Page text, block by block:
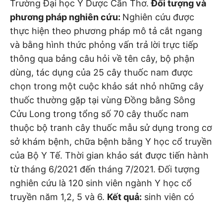
Trường Đại học Y Dược Cần Thơ.Đối tượng và
phương pháp nghiên cứu: Nghiên cứu được
thực hiện theo phương pháp mô tả cắt ngang
và bằng hình thức phỏng vấn trả lời trực tiếp
thông qua bảng câu hỏi về tên cây, bộ phận
dùng, tác dụng của 25 cây thuốc nam được
chọn trong một cuộc khảo sát nhỏ những cây
thuốc thường gặp tại vùng Đồng bằng Sông
Cửu Long trong tổng số 70 cây thuốc nam
thuộc bộ tranh cây thuốc mẫu sử dụng trong cơ
sở khám bệnh, chữa bệnh bằng Y học cổ truyền
của Bộ Y Tế. Thời gian khảo sát được tiến hành
từ tháng 6/2021 đến tháng 7/2021. Đối tượng
nghiên cứu là 120 sinh viên ngành Y học cổ
truyền năm 1,2, 5 và 6. Kết quả: sinh viên có